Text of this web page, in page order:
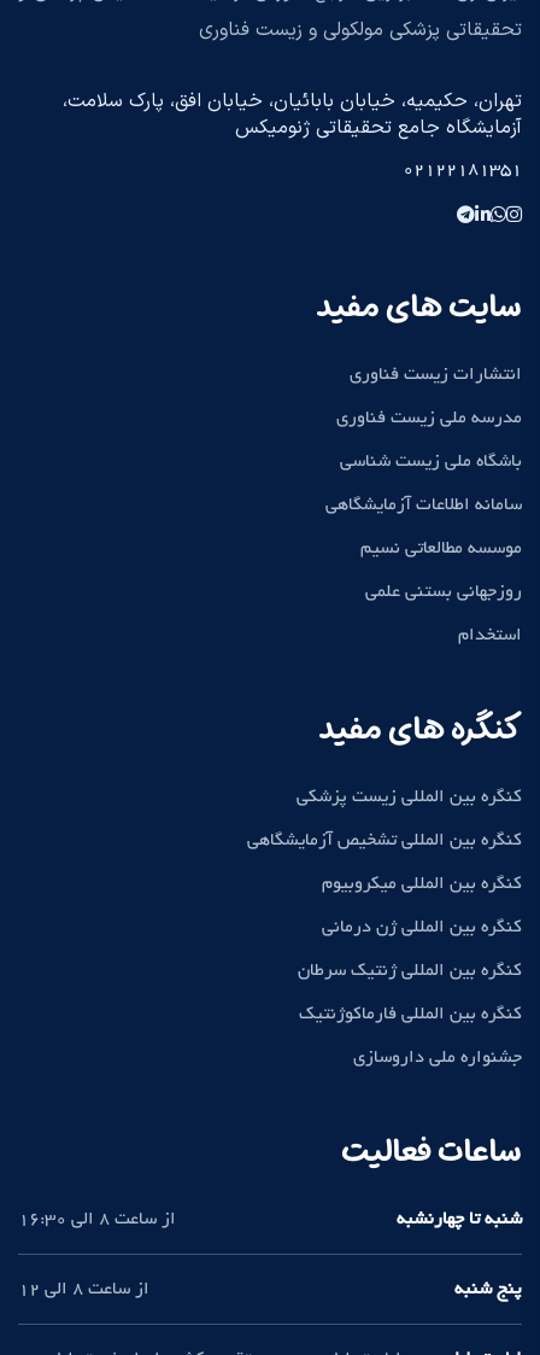
تحقیقاتی پزشکی مولکولی و زیست فناوری
تهران، حکیمیه، خیابان بابائیان، خیابان افق، پارک سلامت،
آزمایشگاه جامع تحقیقاتی ژنومیکس
02122181351
سایت های مفید
انتشارات زیست فناوری
مدرسه ملی زیست فناوری
باشگاه ملی زیست شناسی
سامانه اطلاعات آزمایشگاهی
موسسه مطالعاتی نسیم
روزجهانی بستنی علمی
استخدام
کنگره های مفید
کنگره بین المللی زیست پزشکی
کنگره بین المللی تشخیص آزمایشگاهی
کنگره بین المللی میکروبیوم
کنگره بین المللی ژن درمانی
کنگره بین المللی ژنتیک سرطان
کنگره بین المللی فارماکوژنتیک
جشنواره ملی داروسازی
ساعات فعالیت
شنبه تا چهارنشبه از ساعت 8 الی 16:30
پنج شنبه از ساعت 8 الی 12